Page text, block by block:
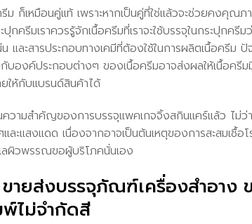
ม ก็เหมือนคู่แท้ เพราะหากเป็นคู่ที่ใช่แล้วจะช่วยคงคุณ
กครีมเราควรรู้จักเนื้อครีมที่เราจะใช้บรรจุในกระปุก
และสารประกอบทางเคมีที่ต้องใช้ในการผลิตเนื้อครีม
บองค์ประกอบต่างๆ ของเนื้อครีมอาจส่งผลให้เนื้อค
ยให้กับแบรนด์สินค้าได้
นความสำคัญของการบรรจุแพคเกจจิ้งสกินแคร์แล้ว ไ
และแสงแดด เนื่องจากอาจเป็นต้นเหตุของการสะสมเ
ผิวพรรณขอผู้บริโภคนั่นเอง
ายส่งบรรจุภัณฑ์เครื่องสำอาง
ไม่จำกัดสี